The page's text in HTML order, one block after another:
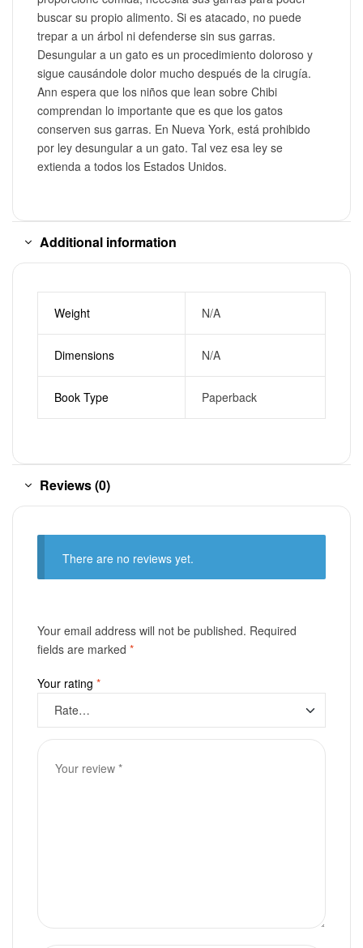
buscar su propio alimento. Si es atacado, no puede
trepar a un árbol ni defenderse sin sus garras.
Desungular a un gato es un procedimiento doloroso y
sigue causándole dolor mucho después de la cirugía.
Ann espera que los niños que lean sobre Chibi
comprendan lo importante que es que los gatos
conserven sus garras. En Nueva York, está prohibido
por ley desungular a un gato. Tal vez esa ley se
extienda a todos los Estados Unidos.
Additional information
Weight N/A
Dimensions N/A
Book Type Paperback
Reviews (0)
There are no reviews yet.
Your email address will not be published. Required
fields are marked *
Your rating *